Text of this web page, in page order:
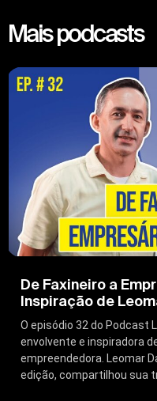
Mais podcasts
De Faxineiro a
Inspiração de
O episódio 32 do Podcast
envolvente e inspiradora
empreendedora. Leomar
edição, compartilhou sua